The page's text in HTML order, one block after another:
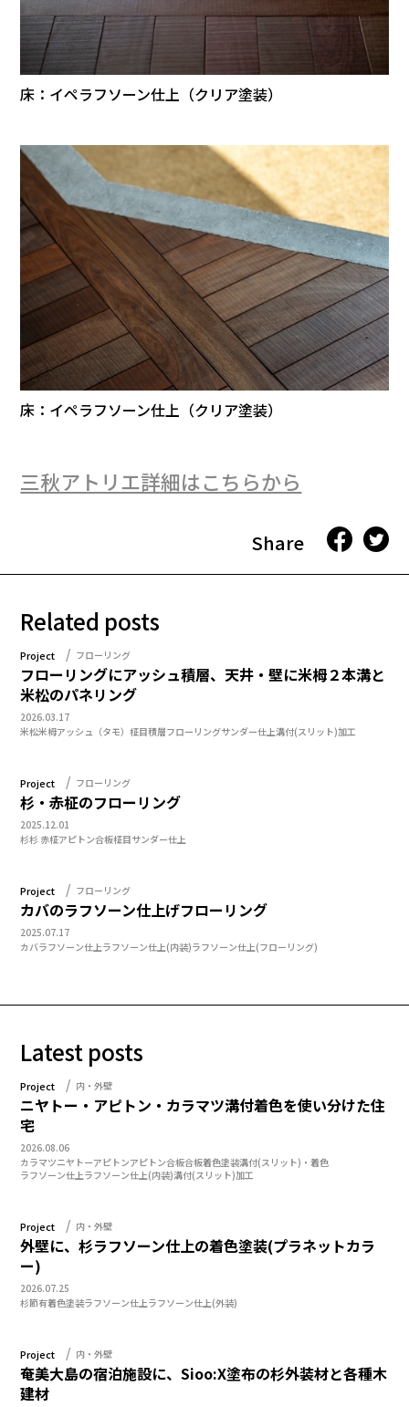
床：イペラフソーン仕上（クリア塗装）
床：イペラフソーン仕上（クリア塗装）
三秋アトリエ詳細はこちらから
Share
Related posts
Project フローリング
フローリングにアッシュ積層、天井・壁に米栂２本溝と
米松のパネリング
2026.03.17
米松米栂アッシュ（タモ）柾目積層フローリングサンダー仕上溝付(スリット)加工
Project フローリング
杉・赤柾のフローリング
2025.12.01
杉杉 赤柾アピトン合板柾目サンダー仕上
Project フローリング
カバのラフソーン仕上げフローリング
2025.07.17
カバラフソーン仕上ラフソーン仕上(内装)ラフソーン仕上(フローリング)
Latest posts
Project 内・外壁
ニヤトー・アピトン・カラマツ溝付着色を使い分けた住
宅
2026.08.06
カラマツニヤトーアピトンアピトン合板合板着色塗装溝付(スリット)・着色
ラフソーン仕上ラフソーン仕上(内装)溝付(スリット)加工
Project 内・外壁
外壁に、杉ラフソーン仕上の着色塗装(プラネットカラ
ー)
2026.07.25
杉節有着色塗装ラフソーン仕上ラフソーン仕上(外装)
Project 内・外壁
奄美大島の宿泊施設に、Sioo:X塗布の杉外装材と各種木
建材